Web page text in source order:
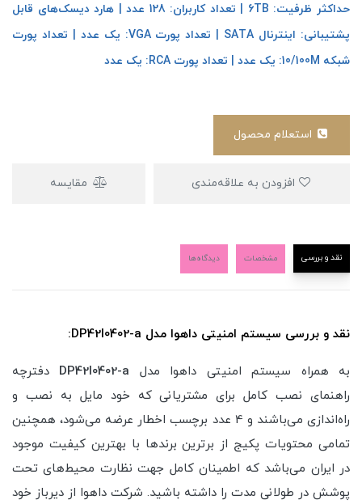
حداکثر ظرفیت: 6TB | تعداد کاربران: 128 عدد | هارد دیسک‌های قابل
پشتیبانی: اینترنال SATA | تعداد پورت VGA: یک عدد | تعداد پورت
شبکه 10/100M: یک عدد | تعداد پورت RCA: یک عدد
مقایسه
نقد و بررسی مشخصات دیدگاه‌ها
نقد و بررسی سیستم امنیتی داهوا مدل DP42I0402-a:
به همراه سیستم امنیتی داهوا مدل DP42I0402-a دفترچه
راهنمای نصب کامل برای مشتریانی که خود مایل به نصب و
راه‌اندازی می‌باشند و 4 عدد برچسب اخطار عرضه می‌شود، همچنین
تمامی محتویات پکیج از برترین برندها با بهترین کیفیت موجود
در ایران می‌باشد که اطمینان کامل جهت نظارت محیط‌های تحت
پوشش در طولانی مدت را داشته باشید. شرکت داهوا از دیرباز خود